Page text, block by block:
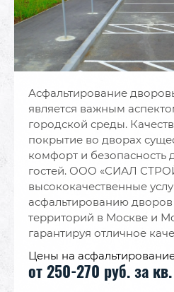
Асфальтирование
является важным
городской среды.
покрытие во дворах
комфорт и безопасность
гостей. ООО «СИАЛ
высококачественные
асфальтированию
территорий в Москве и
гарантируя отличное
Цены на
от 250-270 руб. за